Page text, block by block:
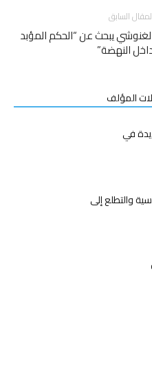
السابق
يبحث عن “الحكم المؤبد
النهضة”
المؤلف
في
والتطلع إلى